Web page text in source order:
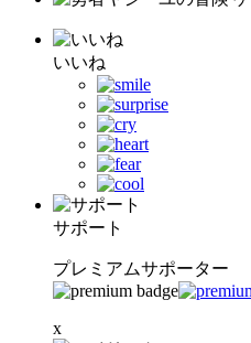
いいね
サポート
プレミアムサポーター
x